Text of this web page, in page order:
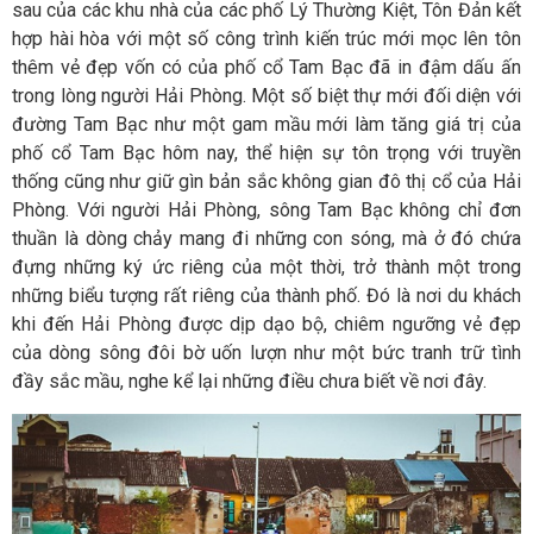
sau của các khu nhà của các phố Lý Thường Kiệt, Tôn Đản kết
hợp hài hòa với một số công trình kiến trúc mới mọc lên tôn
thêm vẻ đẹp vốn có của phố cổ Tam Bạc đã in đậm dấu ấn
trong lòng người Hải Phòng. Một số biệt thự mới đối diện với
đường Tam Bạc như một gam mầu mới làm tăng giá trị của
phố cổ Tam Bạc hôm nay, thể hiện sự tôn trọng với truyền
thống cũng như giữ gìn bản sắc không gian đô thị cổ của Hải
Phòng. Với người Hải Phòng, sông Tam Bạc không chỉ đơn
thuần là dòng chảy mang đi những con sóng, mà ở đó chứa
đựng những ký ức riêng của một thời, trở thành một trong
những biểu tượng rất riêng của thành phố. Đó là nơi du khách
khi đến Hải Phòng được dịp dạo bộ, chiêm ngưỡng vẻ đẹp
của dòng sông đôi bờ uốn lượn như một bức tranh trữ tình
đầy sắc mầu, nghe kể lại những điều chưa biết về nơi đây.